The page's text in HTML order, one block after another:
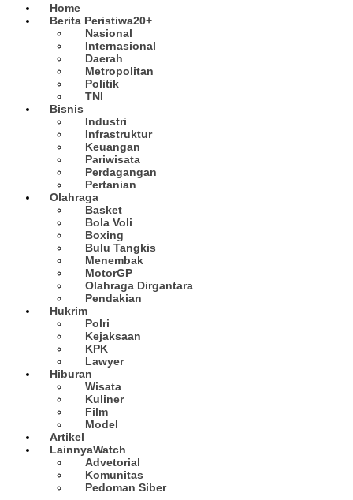
Home
Berita Peristiwa20+
Nasional
Internasional
Daerah
Metropolitan
Politik
TNI
Bisnis
Industri
Infrastruktur
Keuangan
Pariwisata
Perdagangan
Pertanian
Olahraga
Basket
Bola Voli
Boxing
Bulu Tangkis
Menembak
MotorGP
Olahraga Dirgantara
Pendakian
Hukrim
Polri
Kejaksaan
KPK
Lawyer
Hiburan
Wisata
Kuliner
Film
Model
Artikel
LainnyaWatch
Advetorial
Komunitas
Pedoman Siber